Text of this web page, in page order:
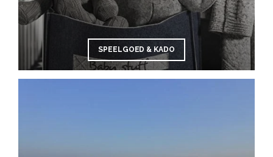
SPEELGOED & KADO